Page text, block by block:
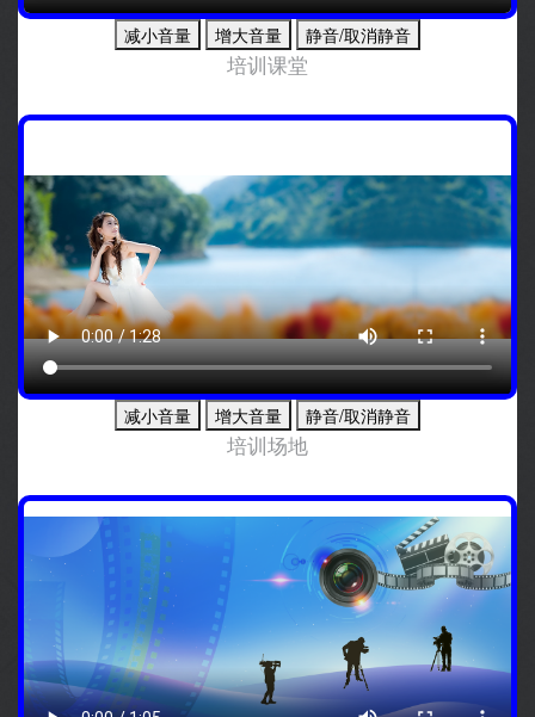
减小音量 增大音量 静音/取消静音
培训课堂
减小音量 增大音量 静音/取消静音
培训场地